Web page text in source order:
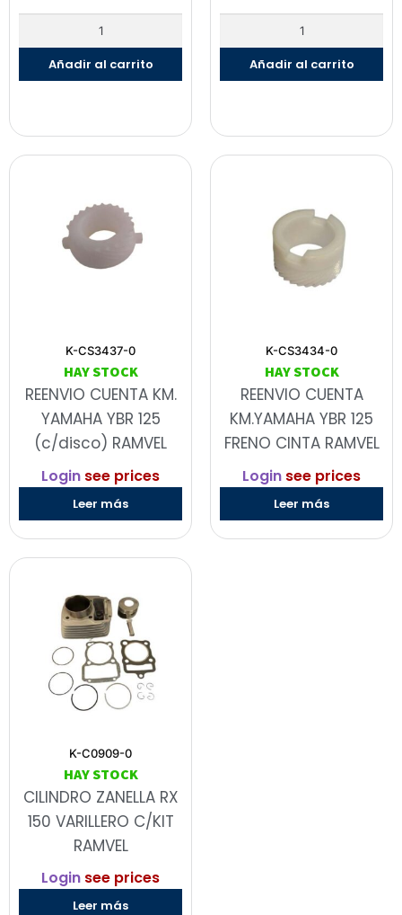
Añadir al carrito Añadir al carrito
K-CS3437-0
HAY STOCK
REENVIO CUENTA KM.
YAMAHA YBR 125
(c/disco) RAMVEL
Login see prices
Leer más
K-CS3434-0
HAY STOCK
REENVIO CUENTA
KM.YAMAHA YBR 125
FRENO CINTA RAMVEL
Login see prices
Leer más
K-C0909-0
HAY STOCK
CILINDRO ZANELLA RX
150 VARILLERO C/KIT
RAMVEL
Login see prices
Leer más